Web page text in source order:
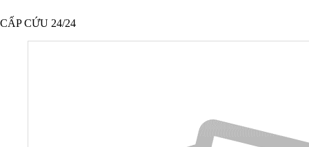
CẤP CỨU 24/24